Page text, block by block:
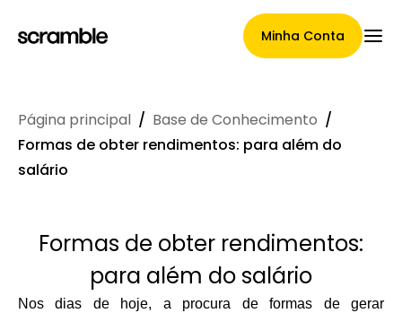
Minha Conta
Página Principal
Termos de cessão de
reclamações
Página principal / Base de Conhecimento /
Formas de obter rendimentos: para além do
salário
Formas de obter rendimentos:
para além do salário
Nos dias de hoje, a procura de formas de gerar